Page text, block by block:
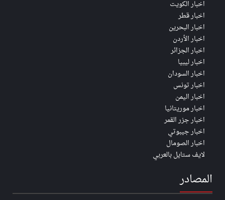
اخبار الكويت
اخبار قطر
اخبار البحرين
اخبار الأردن
اخبار الجزائر
اخبار ليبيا
اخبار السودان
اخبار تونس
اخبار اليمن
اخبار موريتانيا
اخبار جزر القمر
اخبار جيبوتي
اخبار الصومال
لايف ستايل بالعربي
المصادر